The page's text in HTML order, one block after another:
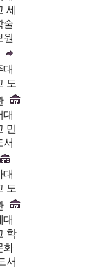
세
술
원
대
도
대
민
서
대
도
대
학
화
서